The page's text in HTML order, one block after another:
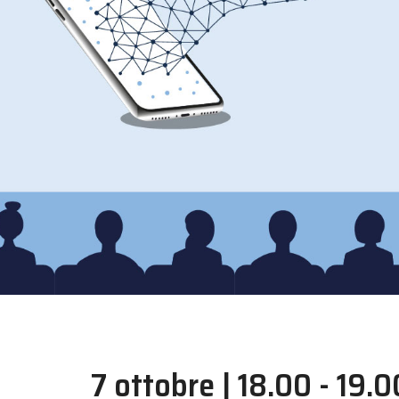
7 ottobre | 18.00 -